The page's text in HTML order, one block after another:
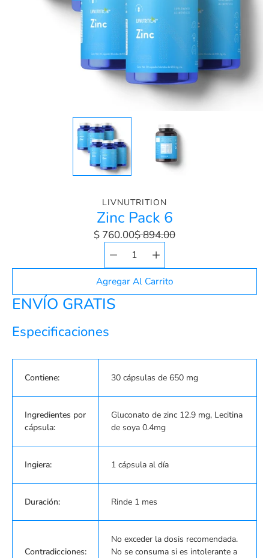
LIVNUTRITION
Zinc Pack 6
$ 760.00$ 894.00
Seleccionar
variante
Selector de
cantidad
Agregar Al Carrito
ENVÍO GRATIS
Especificaciones
Contiene: 30 cápsulas de 650 mg
Ingredientes por
cápsula:
Gluconato de zinc 12.9 mg, Lecitina
de soya 0.4mg
Ingiera: 1 cápsula al día
Duración: Rinde 1 mes
Contradicciones:
No exceder la dosis recomendada.
No se consuma si es intolerante a